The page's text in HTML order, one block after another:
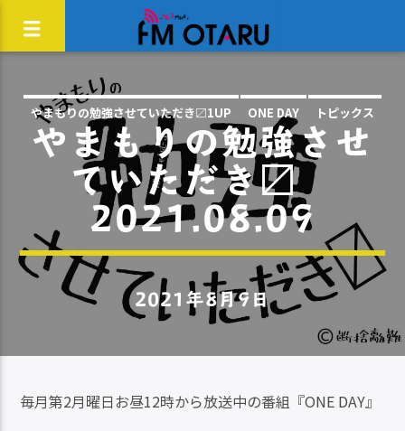
やまもりの勉強させていただき〼1UP ONE DAY トピックス
やまもりの勉強させ
ていただき〼
2021.08.09
2021年8月9日
毎月第2月曜日お昼12時から放送中の番組『ONE DAY』